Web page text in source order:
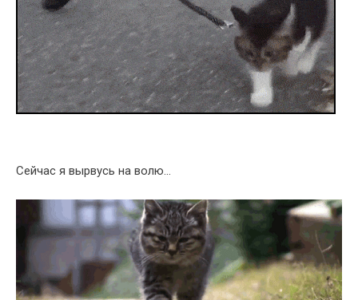
Сейчас я вырвусь на волю…